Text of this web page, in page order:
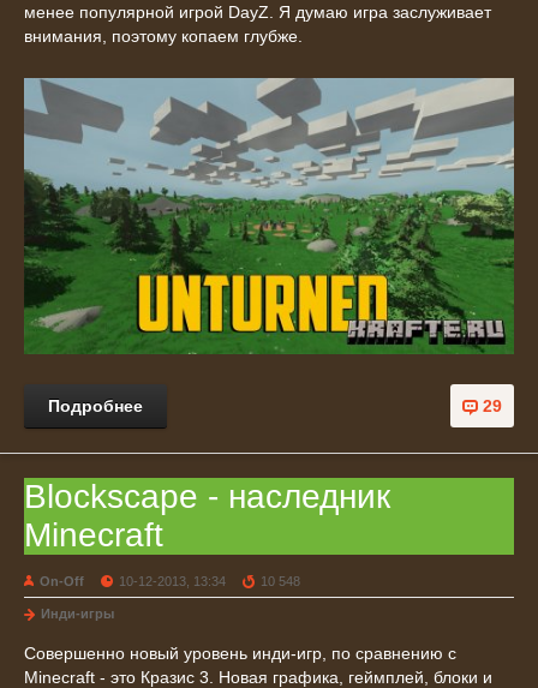
менее популярной игрой DayZ. Я думаю игра заслуживает
внимания, поэтому копаем глубже.
29
Подробнее
Blockscape - наследник
Minecraft
On-Off 10-12-2013, 13:34 10 548
Инди-игры
Совершенно новый уровень инди-игр, по сравнению с
Minecraft - это Кразис 3. Новая графика, геймплей, блоки и